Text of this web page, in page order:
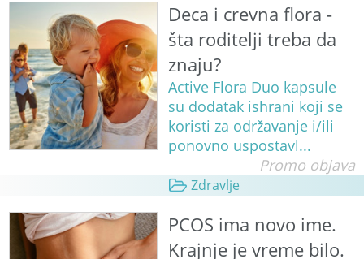
Deca i crevna flora -
šta roditelji treba da
znaju?
Active Flora Duo kapsule
su dodatak ishrani koji se
koristi za održavanje i/ili
ponovno uspostavl...
Promo objava
Zdravlje
PCOS ima novo ime.
Krajnje je vreme bilo.